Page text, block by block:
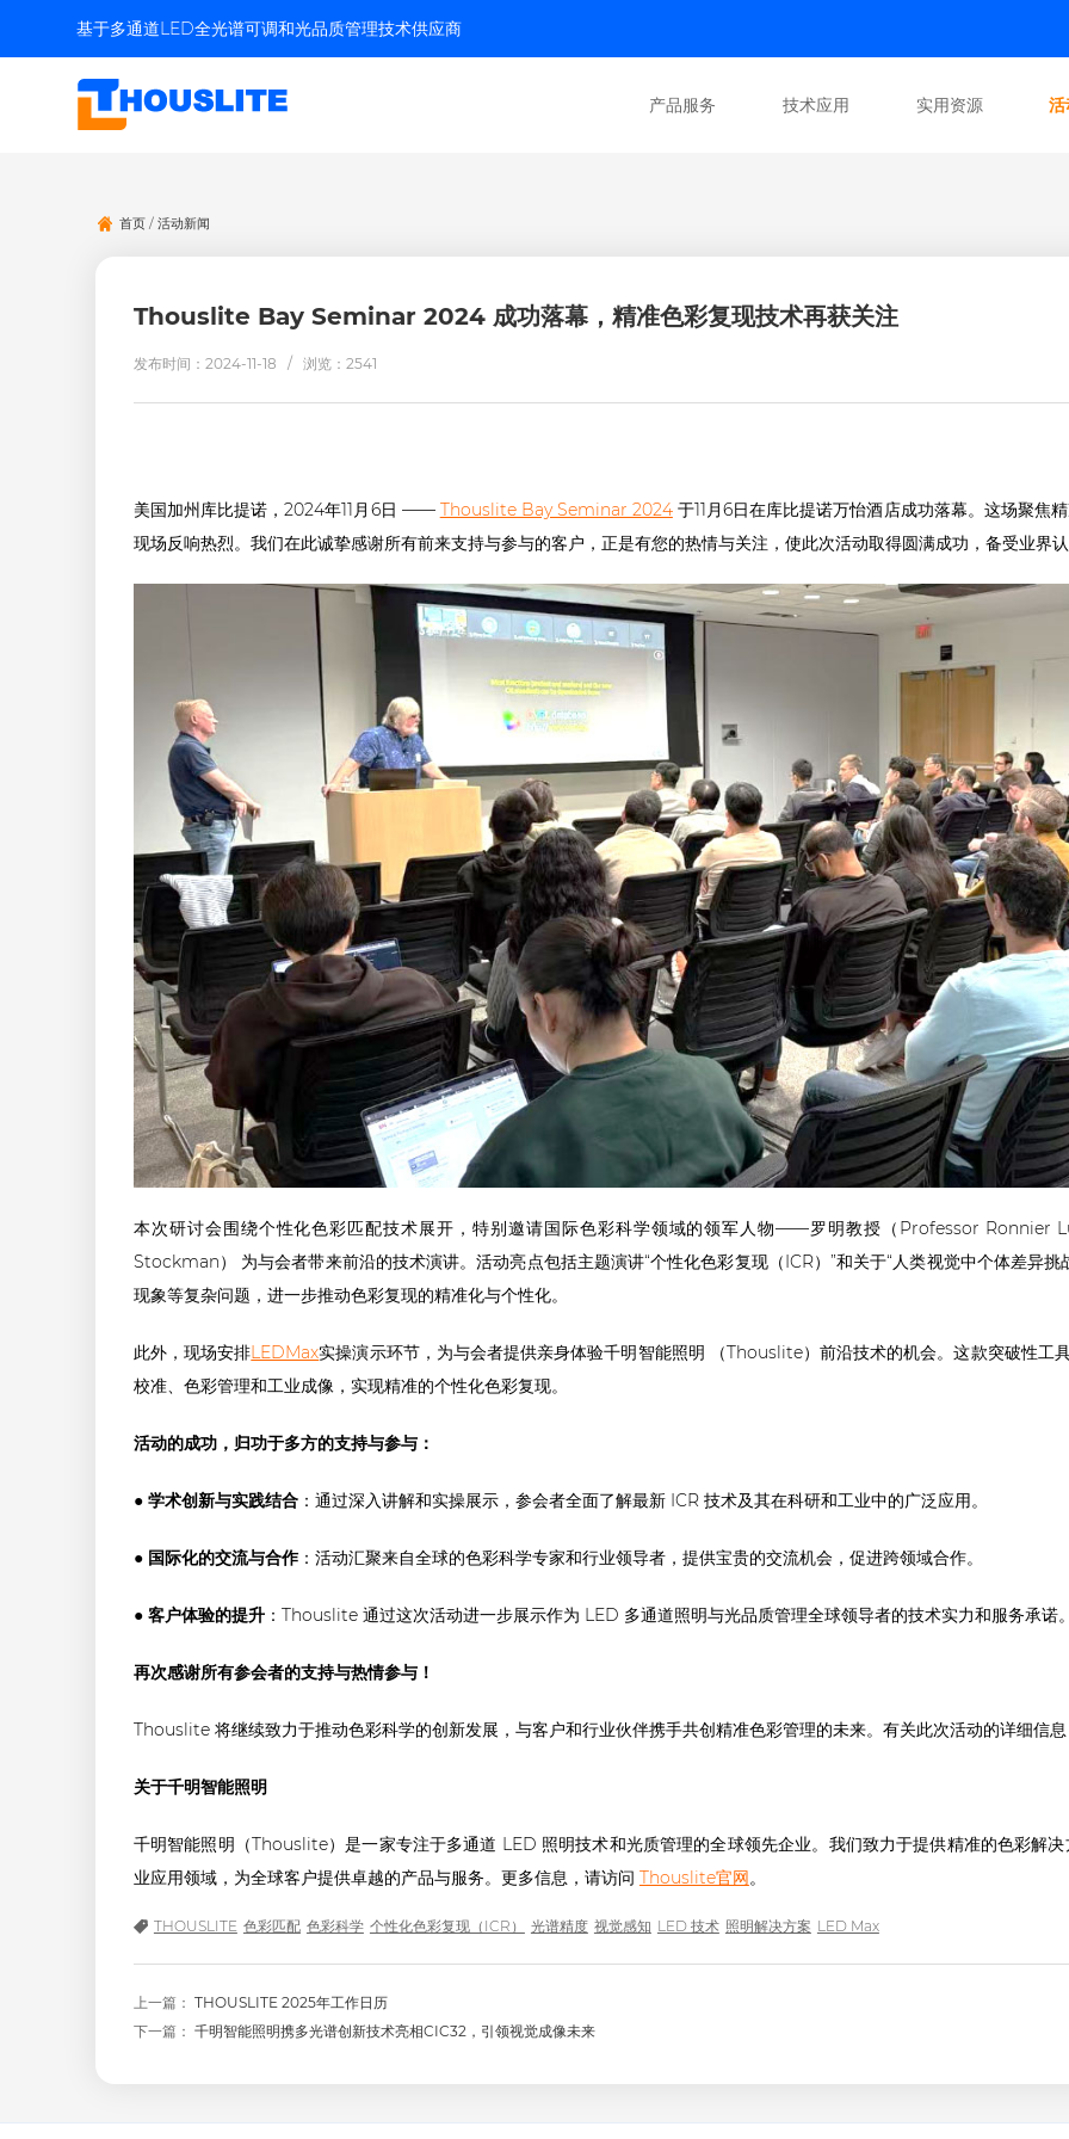
基于多通道LED全光谱可调和光品质管理技术供应商
产品服务 技术应用 实用资源
首页/ 活动新闻
Thouslite Bay Seminar 2024 成功落幕，精准色彩复现技术再获关注
发布时间：2024-11-18 / 浏览：2541
美国加州库比提诺，2024年11月6日 —— Thouslite Bay Seminar 2024于11月6日在库比提诺万怡酒店成功落幕。这场聚焦
现场反响热烈。我们在此诚挚感谢所有前来支持与参与的客户，正是有您的热情与关注，使此次活动取得圆满成功，备受业界
本次研讨会围绕个性化色彩匹配技术展开，特别邀请国际色彩科学领域的领军人物——罗明教授（Professor Ronnier
Stockman） 为与会者带来前沿的技术演讲。活动亮点包括主题演讲“个性化色彩复现（ICR）”和关于“人类视觉中个体差异
现象等复杂问题，进一步推动色彩复现的精准化与个性化。
此外，现场安排LEDMax实操演示环节，为与会者提供亲身体验千明智能照明 （Thouslite）前沿技术的机会。这款突破性工
校准、色彩管理和工业成像，实现精准的个性化色彩复现。
活动的成功，归功于多方的支持与参与：
● 学术创新与实践结合：通过深入讲解和实操展示，参会者全面了解最新 ICR 技术及其在科研和工业中的广泛应用。
● 国际化的交流与合作：活动汇聚来自全球的色彩科学专家和行业领导者，提供宝贵的交流机会，促进跨领域合作。
● 客户体验的提升：Thouslite 通过这次活动进一步展示作为 LED 多通道照明与光品质管理全球领导者的技术实力和服务承诺
再次感谢所有参会者的支持与热情参与！
Thouslite 将继续致力于推动色彩科学的创新发展，与客户和行业伙伴携手共创精准色彩管理的未来。有关此次活动的详细信
关于千明智能照明
千明智能照明（Thouslite）是一家专注于多通道 LED 照明技术和光质管理的全球领先企业。我们致力于提供精准的色彩解
业应用领域，为全球客户提供卓越的产品与服务。更多信息，请访问 Thouslite官网。
THOUSLITE 色彩匹配 色彩科学 个性化色彩复现（ICR） 光谱精度 视觉感知 LED 技术 照明解决方案 LED Max
上一篇： THOUSLITE 2025年工作日历
下一篇： 千明智能照明携多光谱创新技术亮相CIC32，引领视觉成像未来